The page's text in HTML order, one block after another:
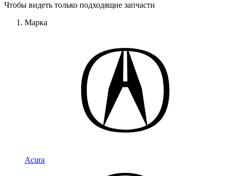
Чтобы видеть только подходящие запчасти
Марка
Acura